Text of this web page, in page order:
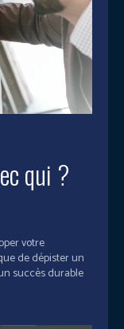
qui ?
votre
de dépister un
succès durable